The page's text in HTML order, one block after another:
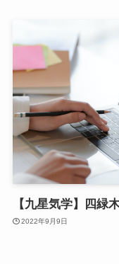
【九星気学】四緑
2022年9月9日